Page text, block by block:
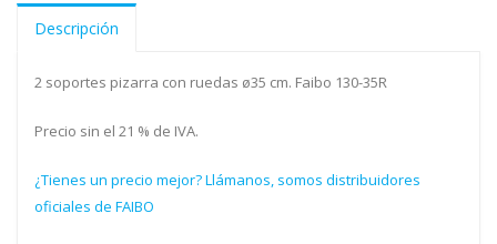
Descripción
2 soportes pizarra con ruedas ø35 cm. Faibo 130-35R
Precio sin el 21 % de IVA.
¿Tienes un precio mejor? Llámanos, somos distribuidores
oficiales de FAIBO